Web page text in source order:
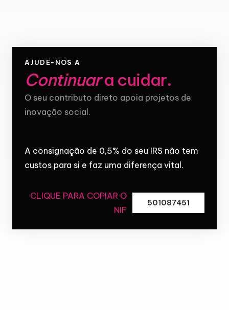
AJUDE-NOS A
Continuara cuidar.
O seu contributo direto apoia projetos de
inovação social.
A consignação de 0,5% do seu IRS não tem
custos para si e faz uma diferença vital.
CLIQUE PARA COPIAR O
NIF
501087451